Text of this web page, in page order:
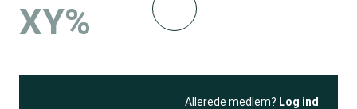
XY%
Allerede medlem? Log ind